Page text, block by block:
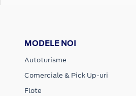
MODELE NOI
Autoturisme
Comerciale & Pick Up-uri
Flote